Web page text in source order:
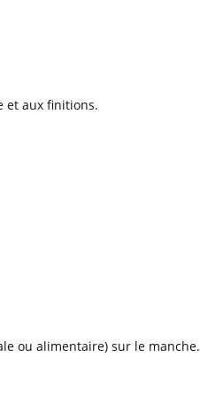
et aux finitions.
ou alimentaire) sur le manche.